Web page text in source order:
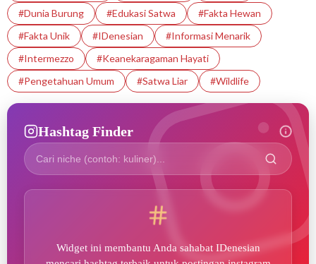
#Dunia Burung
#Edukasi Satwa
#Fakta Hewan
#Fakta Unik
#IDenesian
#Informasi Menarik
#intermezzo
#Keanekaragaman Hayati
#Pengetahuan Umum
#satwa Liar #Wildlife
Hashtag Finder
Widget ini membantu Anda sahabat IDenesian